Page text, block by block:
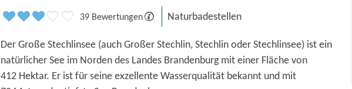
39 Bewertungen Naturbadestellen
Der Große Stechlinsee (auch Großer Stechlin, Stechlin oder Stechlinsee) ist ein
natürlicher See im Norden des Landes Brandenburg mit einer Fläche von
412 Hektar. Er ist für seine exzellente Wasserqualität bekannt und mit